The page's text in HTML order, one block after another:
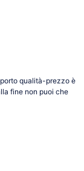
qualità-prezzo è
fine non puoi che